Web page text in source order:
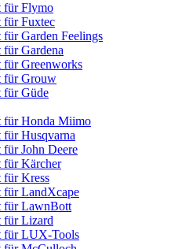
für Flymo
für Fuxtec
für Garden Feelings
für Gardena
für Greenworks
für Grouw
für Güde
für Honda Miimo
für Husqvarna
für John Deere
für Kärcher
für Kress
für LandXcape
für LawnBott
für Lizard
für LUX-Tools